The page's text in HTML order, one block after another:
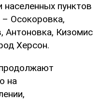
пунктов
Осокоровка,
Антоновка, Кизомис
Херсон.
на